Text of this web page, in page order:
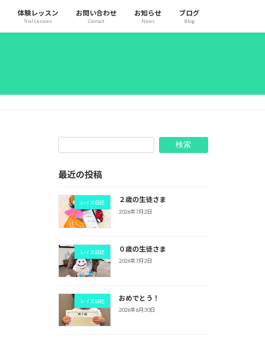
体験レッスン
Trial Lessons
お問い合わせ
Contact
お知らせ
News
ブログ
Blog
検索
最近の投稿
レイズ日記 ２歳の生徒さま
2026年7月2日
レイズ日記 ０歳の生徒さま
2026年7月2日
レイズ日記 おめでとう！
2026年6月30日